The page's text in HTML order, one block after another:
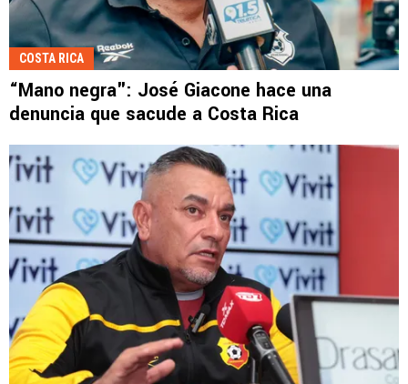
COSTA RICA
“Mano negra": José Giacone hace una
denuncia que sacude a Costa Rica